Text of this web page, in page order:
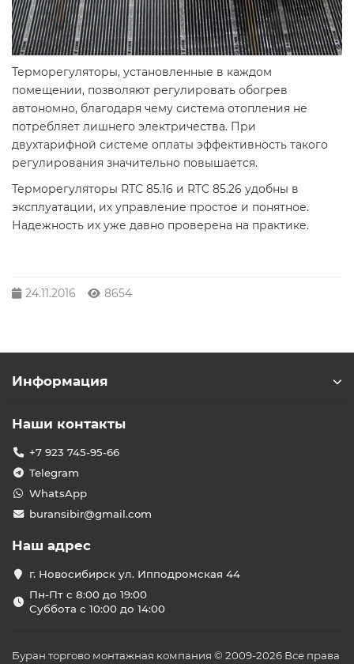
Терморегуляторы, установленные в каждом
помещении, позволяют регулировать обогрев
автономно, благодаря чему система отопления не
потребляет лишнего электричества. При
двухтарифной системе оплаты эффективность такого
регулирования значительно повышается.
Терморегуляторы RTC 85.16 и RTC 85.26 удобны в
эксплуатации, их управление простое и понятное.
Надежность их уже давно проверена на практике.
24.11.2016 8654
Информация
Наши контакты
+7 923 745-95-66
Telegram
WhatsApp
buransibir@gmail.com
Наш адрес
г. Новосибирск ул. Ипподромская 44
Пн-Пт с 8:00 до 19:00
Суббота с 10:00 до 14:00
Буран торгово монтажная компания © 2009-2026 Все права